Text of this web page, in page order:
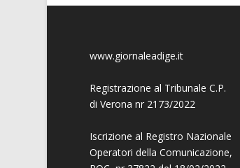
www.giornaleadige.it
Registrazione al Tribunale C.P.
di Verona nr 2173/2022
Iscrizione al Registro Nazionale
Operatori della Comunicazione,